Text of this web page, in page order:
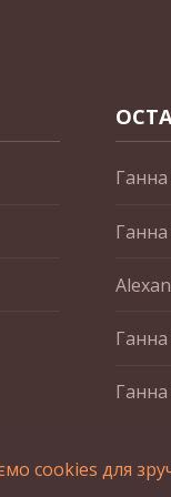
застережено. При
cookies для